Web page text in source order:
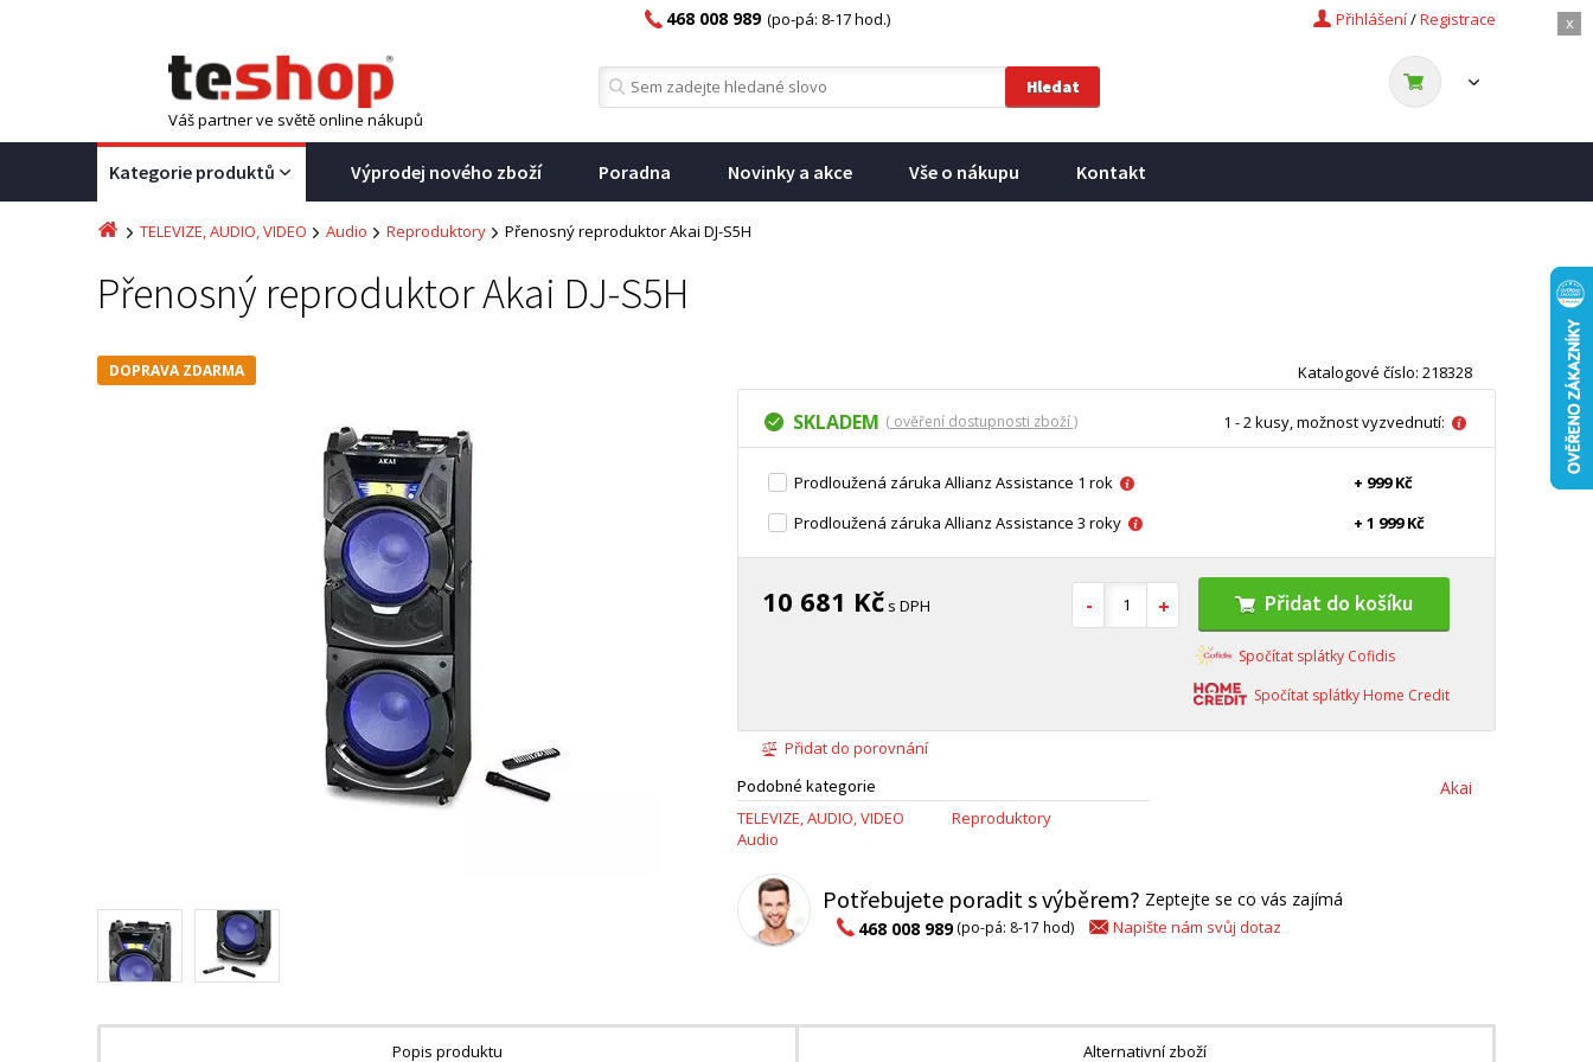
x
Registrace
/
Přihlášení
468 008 989 (po-pá: 8-17 hod.)
Váš partner ve světě online nákupů
Kategorie produktů Výprodej nového zboží Poradna Novinky a akce Vše o nákupu Kontakt
TELEVIZE, AUDIO, VIDEO Audio Reproduktory Přenosný reproduktor Akai DJ-S5H
Přenosný reproduktor Akai DJ-S5H
DOPRAVA ZDARMA Katalogové číslo: 218328
SKLADEM ( ověření dostupnosti zboží ) 1 - 2 kusy, možnost vyzvednutí:
Prodloužená záruka Allianz Assistance 1 rok
+ 999 Kč
Prodloužená záruka Allianz Assistance 3 roky
+ 1 999 Kč
10 681 Kč s DPH Přidat do košíku
Spočítat splátky Cofidis
Spočítat splátky Home Credit
Přidat do porovnání
Podobné kategorie
TELEVIZE, AUDIO, VIDEO
Audio
Reproduktory
Akai
Potřebujete poradit s výběrem? Zeptejte se co vás zajímá
468 008 989(po-pá: 8-17 hod) Napište nám svůj dotaz
Popis produktu Alternativní zboží